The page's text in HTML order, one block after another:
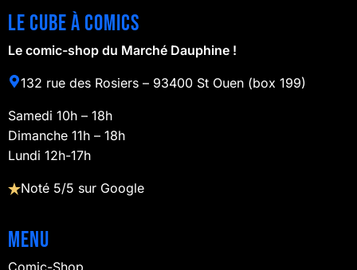
Le cube à comics
Le comic-shop du Marché Dauphine !
132 rue des Rosiers – 93400 St Ouen (box 199)
Samedi 10h – 18h
Dimanche 11h – 18h
Lundi 12h-17h
Noté 5/5 sur Google
Menu
Comic-Shop